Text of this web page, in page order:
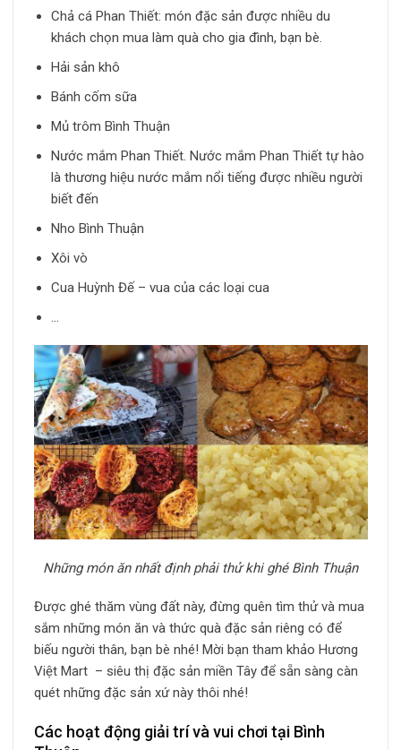
Chả cá Phan Thiết: món đặc sản được nhiều du
khách chọn mua làm quà cho gia đình, bạn bè.
Hải sản khô
Bánh cốm sữa
Mủ trôm Bình Thuận
Nước mắm Phan Thiết. Nước mắm Phan Thiết tự hào
là thương hiệu nước mắm nổi tiếng được nhiều người
biết đến
Nho Bình Thuận
Xôi vò
Cua Huỳnh Đế – vua của các loại cua
…
Những món ăn nhất định phải thử khi ghé Bình Thuận
Được ghé thăm vùng đất này, đừng quên tìm thử và mua
sắm những món ăn và thức quà đặc sản riêng có để
biếu người thân, bạn bè nhé! Mời bạn tham khảo Hương
Việt Mart – siêu thị đặc sản miền Tây để sẵn sàng càn
quét những đặc sản xứ này thôi nhé!
Các hoạt động giải trí và vui chơi tại Bình